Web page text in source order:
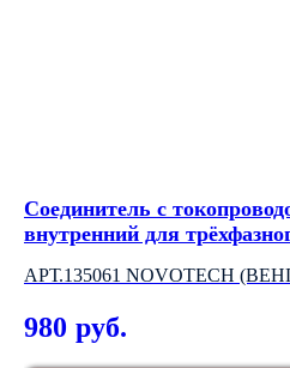
Соединитель с
внутренний для
АРТ.135061 NOVOTECH
980 руб.